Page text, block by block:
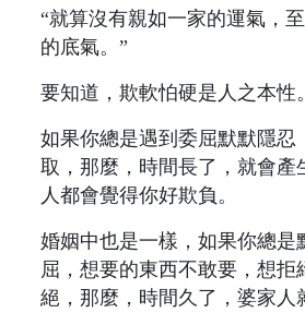
“就算沒有親如一家的運氣，
的底氣。”
要知道，欺軟怕硬是人之本性。
如果你總是遇到委屈默默隱忍
取，那麼，時間長了，就會產
人都會覺得你好欺負。
婚姻中也是一樣，如果你總是
屈，想要的東西不敢要，想拒
絕，那麼，時間久了，婆家人